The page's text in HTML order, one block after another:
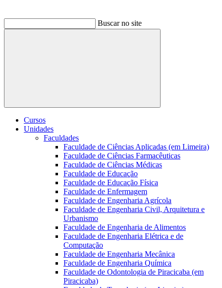
Buscar no site
Buscar
Cursos
Unidades
Faculdades
Faculdade de Ciências Aplicadas (em Limeira)
Faculdade de Ciências Farmacêuticas
Faculdade de Ciências Médicas
Faculdade de Educação
Faculdade de Educação Física
Faculdade de Enfermagem
Faculdade de Engenharia Agrícola
Faculdade de Engenharia Civil, Arquitetura e
Urbanismo
Faculdade de Engenharia de Alimentos
Faculdade de Engenharia Elétrica e de
Computação
Faculdade de Engenharia Mecânica
Faculdade de Engenharia Química
Faculdade de Odontologia de Piracicaba (em
Piracicaba)